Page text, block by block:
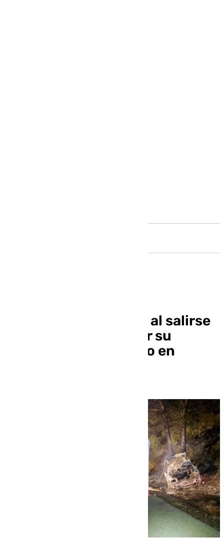
Fallece un conductor al salirse
de la carretera y arder su
vehículo con él dentro en